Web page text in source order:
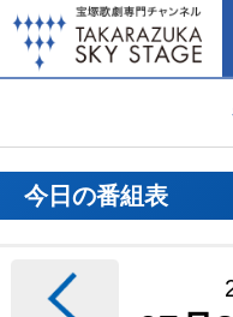
今日の番組表